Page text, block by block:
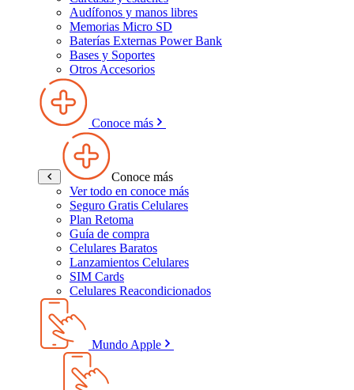
Audífonos y manos libres
Memorias Micro SD
Baterías Externas Power Bank
Bases y Soportes
Otros Accesorios
Conoce más
Conoce más
Ver todo en conoce más
Seguro Gratis Celulares
Plan Retoma
Guía de compra
Celulares Baratos
Lanzamientos Celulares
SIM Cards
Celulares Reacondicionados
Mundo Apple